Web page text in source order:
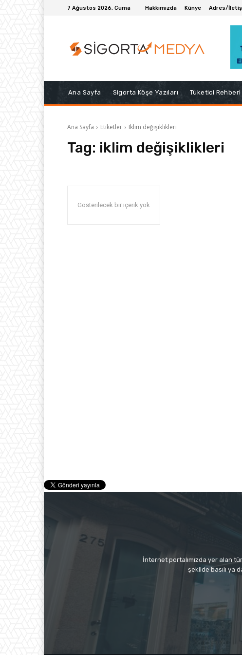
7 Ağustos 2026, Cuma Hakkımızda Künye Adres/
Ana Sayfa Sigorta Köşe Yazıları Tüketici Rehberi
Ana Sayfa Etiketler Iklim değişiklikleri
Tag: iklim değişiklikleri
Gösterilecek bir içerik yok
İnternet portalımızda yer alan
şekilde basılı ya